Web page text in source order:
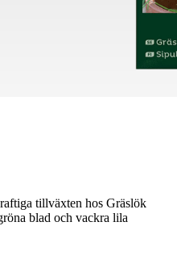
tillväxten hos Gräslök
blad och vackra lila